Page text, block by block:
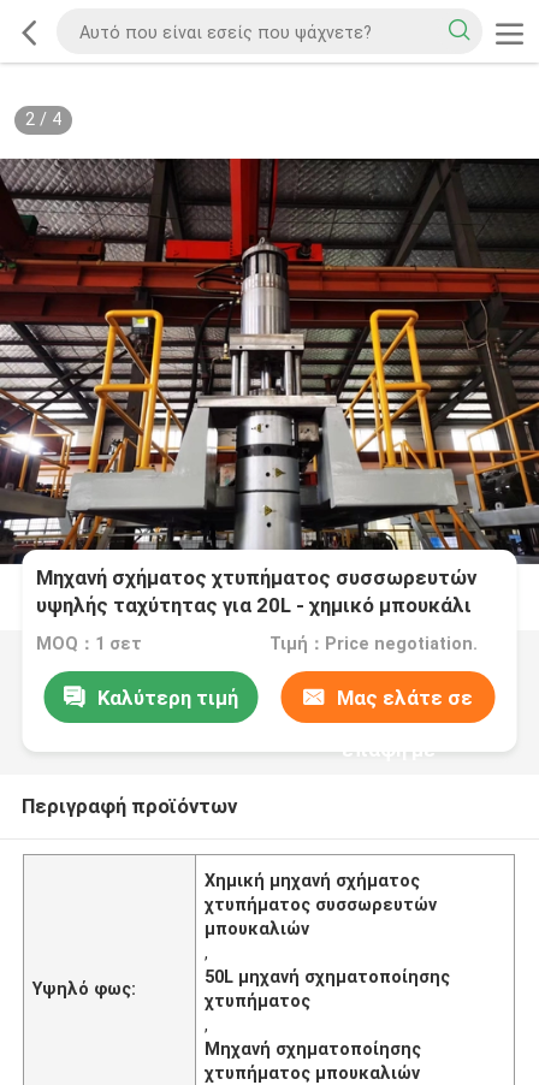
2/ 4
Μηχανή σχήματος χτυπήματος συσσωρευτών
υψηλής ταχύτητας για 20L - χημικό μπουκάλι
50L
MOQ：1 σετ Τιμή：Price negotiation.
Καλύτερη τιμή Μας ελάτε σε
επαφή με
Περιγραφή προϊόντων
Υψηλό φως:
Χημική μηχανή σχήματος
χτυπήματος συσσωρευτών
μπουκαλιών
,
50L μηχανή σχηματοποίησης
χτυπήματος
,
Μηχανή σχηματοποίησης
χτυπήματος μπουκαλιών